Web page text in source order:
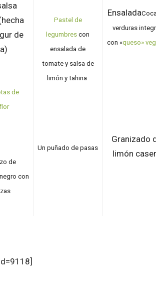
de
de
de
con
Pastel de
legumbres con
ensalada de
tomate y salsa de
limón y tahina
Un puñado de pasas
Ensalada
verduras
con «queso»
Granizado
limón